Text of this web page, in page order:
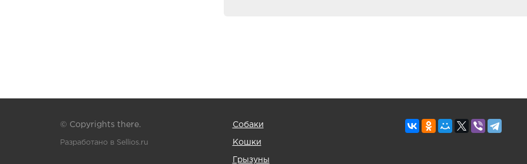
© Copyrights there.
Разработано в Sellios.ru
Собаки
Кошки
Грызуны